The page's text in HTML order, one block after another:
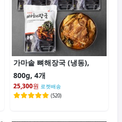
가마솥 뼈해장국 (냉동),
800g, 4개
25,300원 로켓배송
(520)